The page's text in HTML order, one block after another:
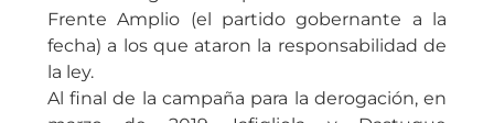
Frente Amplio (el partido gobernante a la
fecha) a los que ataron la responsabilidad de
la ley.
Al final de la campaña para la derogación, en